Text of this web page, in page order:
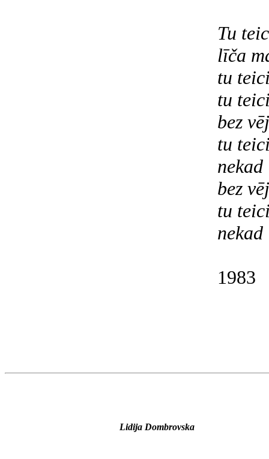
Tu
līča
tu
tu
bez
tu
nekad
bez
tu
nekad
1983
Lidija Dombrovska